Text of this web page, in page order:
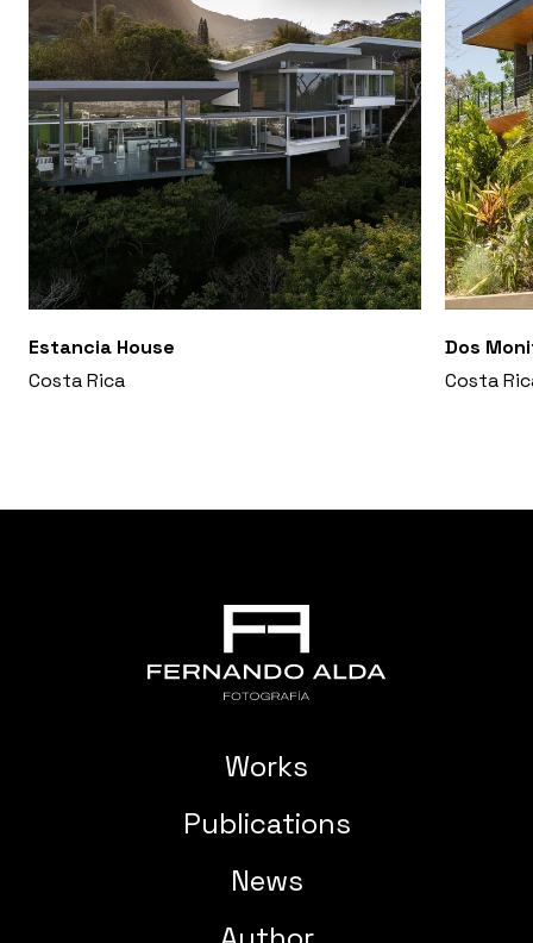
Estancia House
Costa Rica
Dos
Costa
Works
Publications
News